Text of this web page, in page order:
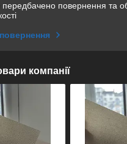
повернення та
компанії